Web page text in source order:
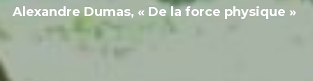
Alexandre Dumas, « De la force physique »